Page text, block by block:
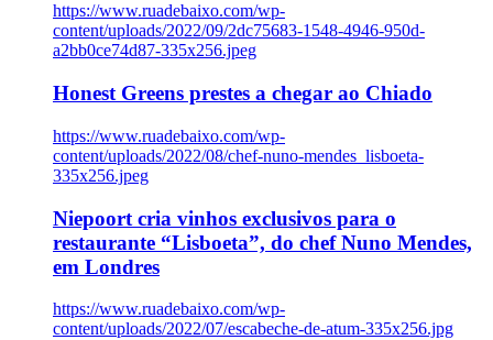
https://www.ruadebaixo.com/wp-
content/uploads/2022/09/2dc75683-1548-4946-950d-
a2bb0ce74d87-335x256.jpeg
Honest Greens prestes a chegar ao Chiado
https://www.ruadebaixo.com/wp-
content/uploads/2022/08/chef-nuno-mendes_lisboeta-
335x256.jpeg
Niepoort cria vinhos exclusivos para o
restaurante “Lisboeta”, do chef Nuno Mendes,
em Londres
https://www.ruadebaixo.com/wp-
content/uploads/2022/07/escabeche-de-atum-335x256.jpg